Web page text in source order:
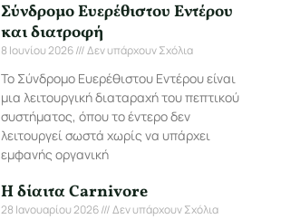
Σύνδρομο Ευερέθιστου Εντέρου
και διατροφή
8 Ιουνίου 2026 Δεν υπάρχουν Σχόλια
Το Σύνδρομο Ευερέθιστου Εντέρου είναι
μια λειτουργική διαταραχή του πεπτικού
συστήματος, όπου το έντερο δεν
λειτουργεί σωστά χωρίς να υπάρχει
εμφανής οργανική
Η δίαιτα Carnivore
28 Ιανουαρίου 2026 Δεν υπάρχουν Σχόλια